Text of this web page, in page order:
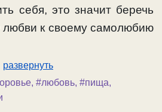
себя, это значит беречь
любви к своему самолюбию
развернуть
, #любовь, #пища,